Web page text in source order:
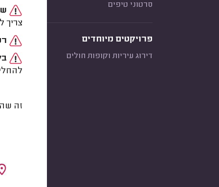
סרטוני טיפים
פרויקטים מיוחדים
דירוג עיריות וקופות חולים
צריך
זה